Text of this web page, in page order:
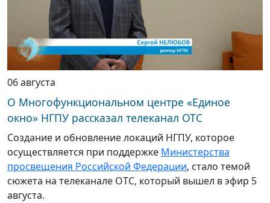
06 августа
О Многофункциональном центре «Единое
окно» НГПУ рассказал телеканал ОТС
Создание и обновление локаций НГПУ, которое
осуществляется при поддержке Министерства
просвещения Российской Федерации, стало темой
сюжета на телеканале ОТС, который вышел в эфир 5
августа.